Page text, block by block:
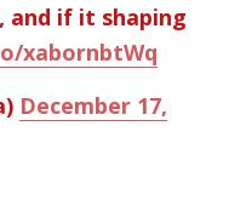
and if it shaping
xabornbtWq
December 17,